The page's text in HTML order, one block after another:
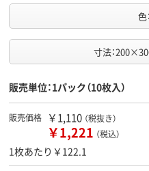
色
寸法：
販売単位：1パック（10枚入）
販売価格 ￥1,110 （税抜き）
￥1,221 （税込）
1枚あたり￥122.1